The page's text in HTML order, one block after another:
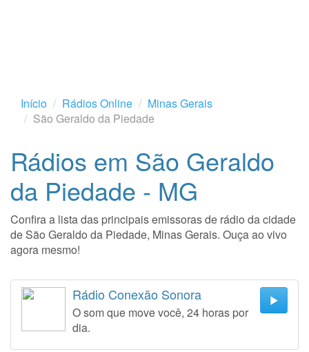
Início Rádios Online
Minas Gerais
São Geraldo da Piedade
Rádios em São Geraldo
da Piedade - MG
Confira a lista das principais emissoras de rádio da cidade
de São Geraldo da Piedade, Minas Gerais. Ouça ao vivo
agora mesmo!
Rádio Conexão Sonora
O som que move você, 24 horas por
dia.